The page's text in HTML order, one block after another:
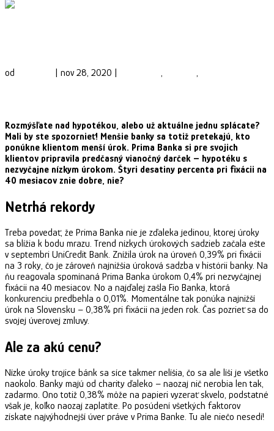
od nov 28, 2020 , ,
Rozmýšľate nad hypotékou, alebo už aktuálne jednu splácate?
Mali by ste spozornieť! Menšie banky sa totiž pretekajú, kto
ponúkne klientom menší úrok. Prima Banka si pre svojich
klientov pripravila predčasný vianočný darček – hypotéku s
nezvyčajne nízkym úrokom. Štyri desatiny percenta pri fixácii na
40 mesiacov znie dobre, nie?
Netrhá rekordy
Treba povedať, že Prima Banka nie je zďaleka jedinou, ktorej úroky
sa blížia k bodu mrazu. Trend nízkych úrokových sadzieb začala ešte
v septembri UniCredit Bank. Znížila úrok na úroveň 0,39% pri fixácii
na 3 roky, čo je zároveň najnižšia úroková sadzba v histórii banky. Na
ňu reagovala spomínaná Prima Banka úrokom 0,4% pri nezvyčajnej
fixácii na 40 mesiacov. No a najďalej zašla Fio Banka, ktorá
konkurenciu predbehla o 0,01%. Momentálne tak ponúka najnižší
úrok na Slovensku – 0,38% pri fixácii na jeden rok. Čas pozrieť sa do
svojej úverovej zmluvy.
Ale za akú cenu?
Nízke úroky trojice bánk sa síce takmer nelíšia, čo sa ale líši je všetko
naokolo. Banky majú od charity ďaleko – naozaj nič nerobia len tak,
zadarmo. Ono totiž 0,38% môže na papieri vyzerať skvelo, podstatné
však je, koľko naozaj zaplatíte. Po posúdení všetkých faktorov
získate najvýhodnejší úver práve v Prima Banke. Tu ale niečo nesedí!